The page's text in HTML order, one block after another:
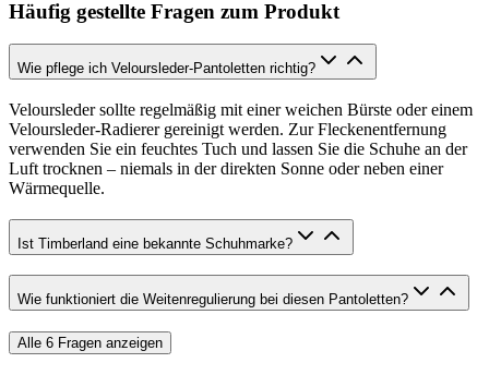
Häufig gestellte Fragen zum Produkt
Wie pflege ich Veloursleder-Pantoletten richtig?
Veloursleder sollte regelmäßig mit einer weichen Bürste oder einem
Veloursleder-Radierer gereinigt werden. Zur Fleckenentfernung
verwenden Sie ein feuchtes Tuch und lassen Sie die Schuhe an der
Luft trocknen – niemals in der direkten Sonne oder neben einer
Wärmequelle.
Ist Timberland eine bekannte Schuhmarke?
Wie funktioniert die Weitenregulierung bei diesen Pantoletten?
Alle 6 Fragen anzeigen